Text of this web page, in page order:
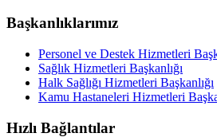
Başkanlıklarımız
Personel ve Destek Hizmetleri
Sağlık Hizmetleri Başkanlığı
Halk Sağlığı Hizmetleri Başkanlığı
Kamu Hastaneleri Hizmetleri
Hızlı Bağlantılar